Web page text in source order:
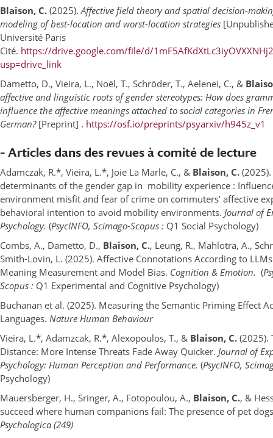
Blaison, C. (2025).Affective field theory and spatial decision-
modeling of best-location and worst-location strategies
Université Paris
Cité. https://drive.google.com/file/d/
usp=drive_link
Dametto, D., Vieira, L., Noël, T., Schröder, T., Aelenei, C., &
affective and linguistic roots of gender stereotypes: How does
influence the affective meanings attached to social categories in
German?[Preprint] . https://osf.io/preprints/psyarxiv/h945z_v1
– Articles dans des revues à comité de lecture
Adamczak, R.*, Vieira, L.*, Joie La Marle, C., & Blaison, C.
determinants of the gender gap in mobility experience :
environment misfit and fear of crime on commuters’ affective
behavioral intention to avoid mobility environments. Journal of
Psychology. (PsycINFO, Scimago-Scopus : Q1 Social Psychology)
Combs, A., Dametto, D., Blaison, C., Leung, R., Mahlotra, A.,
Smith-Lovin, L. (2025). Affective Connotations According to
Meaning Measurement and Model Bias. Cognition & Emotion. (
Scopus : Q1 Experimental and Cognitive Psychology)
Buchanan et al. (2025). Measuring the Semantic Priming Effect
Languages. Nature Human Behaviour
Vieira, L.*, Adamzcak, R.*, Alexopoulos, T., & Blaison, C. (2025).
Distance: More Intense Threats Fade Away Quicker. Journal of
Psychology: Human Perception and Performance. (PsycINFO,
Psychology)
Mauersberger, H., Sringer, A., Fotopoulou, A., Blaison, C., &
succeed where human companions fail: The presence of pet
Psychologica (249)